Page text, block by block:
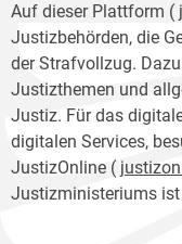
Auf dieser Plattform (
Justizbehörden, die
der Strafvollzug.
Justizthemen und
Justiz. Für das
digitalen Services,
JustizOnline (
Justizministeriums